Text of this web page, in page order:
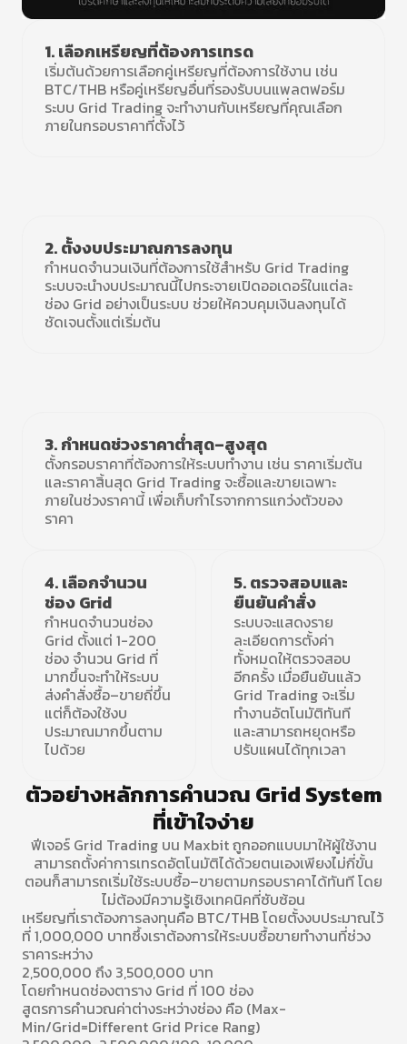
1. เลือกเหรียญที่ต้องการเทรด
เริ่มต้นด้วยการเลือกคู่เหรียญที่ต้องการใช้งาน เช่น
BTC/THB หรือคู่เหรียญอื่นที่รองรับบนแพลตฟอร์ม
ระบบ Grid Trading จะทำงานกับเหรียญที่คุณเลือก
ภายในกรอบราคาที่ตั้งไว้
2. ตั้งงบประมาณการลงทุน
กำหนดจำนวนเงินที่ต้องการใช้สำหรับ Grid Trading
ระบบจะนำงบประมาณนี้ไปกระจายเปิดออเดอร์ในแต่ละ
ช่อง Grid อย่างเป็นระบบ ช่วยให้ควบคุมเงินลงทุนได้
ชัดเจนตั้งแต่เริ่มต้น
3. กำหนดช่วงราคาต่ำสุด–สูงสุด
ตั้งกรอบราคาที่ต้องการให้ระบบทำงาน เช่น ราคาเริ่มต้น
และราคาสิ้นสุด Grid Trading จะซื้อและขายเฉพาะ
ภายในช่วงราคานี้ เพื่อเก็บกำไรจากการแกว่งตัวของ
ราคา
4. เลือกจำนวน
ช่อง Grid
กำหนดจำนวนช่อง
Grid ตั้งแต่ 1-200
ช่อง จำนวน Grid ที่
มากขึ้นจะทำให้ระบบ
ส่งคำสั่งซื้อ–ขายถี่ขึ้น
แต่ก็ต้องใช้งบ
ประมาณมากขึ้นตาม
ไปด้วย
5. ตรวจสอบและ
ยืนยันคำสั่ง
ระบบจะแสดงราย
ละเอียดการตั้งค่า
ทั้งหมดให้ตรวจสอบ
อีกครั้ง เมื่อยืนยันแล้ว
Grid Trading จะเริ่ม
ทำงานอัตโนมัติทันที
และสามารถหยุดหรือ
ปรับแผนได้ทุกเวลา
ตัวอย่างหลักการคำนวณ Grid System
ที่เข้าใจง่าย
ฟีเจอร์ Grid Trading บน Maxbit ถูกออกแบบมาให้ผู้ใช้งาน
สามารถตั้งค่าการเทรดอัตโนมัติได้ด้วยตนเองเพียงไม่กี่ขั้น
ตอนก็สามารถเริ่มใช้ระบบซื้อ–ขายตามกรอบราคาได้ทันที โดย
ไม่ต้องมีความรู้เชิงเทคนิคที่ซับซ้อน
เหรียญที่เราต้องการลงทุนคือ BTC/THB โดยตั้งงบประมาณไว้
ที่ 1,000,000 บาทซึ้งเราต้องการให้ระบบซื้อขายทำงานที่ช่วง
ราคาระหว่าง
2,500,000 ถึง 3,500,000 บาท
โดยกำหนดช่องตาราง Grid ที่ 100 ช่อง
สูตรการคำนวณค่าต่างระหว่างช่อง คือ (Max-
Min/Grid=Different Grid Price Rang)